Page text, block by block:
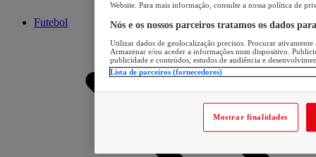
Futebol
Website. Para mais informação, consulte a nossa política de
Nós e os nossos parceiros tratamos os dados
Utilizar dados de geolocalização precisos. Procurar
Armazenar e/ou aceder a informações num dispositivo.
publicidade e conteúdos, estudos de audiência e
Lista de parceiros (fornecedores)
Mostrar finalidades